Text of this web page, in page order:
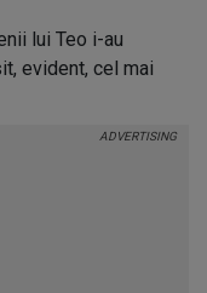
lui Teo i-au
evident, cel mai